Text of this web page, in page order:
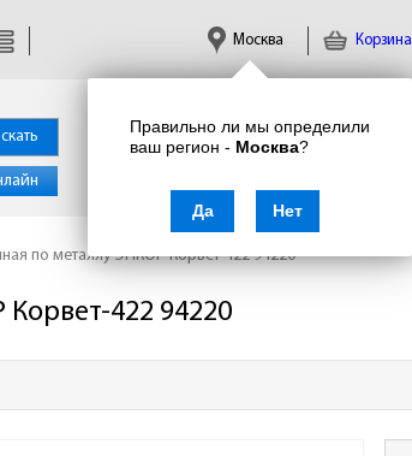
Корзина
Правильно ли мы определили
ваш регион - Москва?
Да Нет
Москва
info@enkor24.ru
по металлу ЭНКОР Корвет-422 94220
422 94220